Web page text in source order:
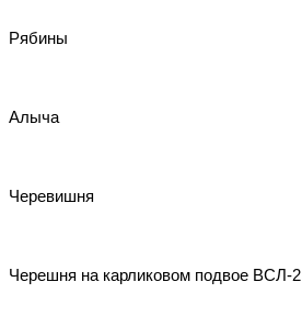
Рябины
Алыча
Черевишня
Черешня на карликовом подвое ВСЛ-2